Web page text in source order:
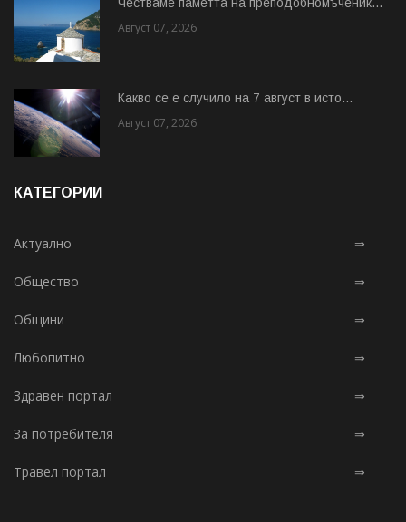
Август 07, 2026
Какво се е случило на 7 август в исто...
Август 07, 2026
КАТЕГОРИИ
Актуално ⇒
Общество ⇒
Общини ⇒
Любопитно ⇒
Здравен портал ⇒
За потребителя ⇒
Травел портал ⇒